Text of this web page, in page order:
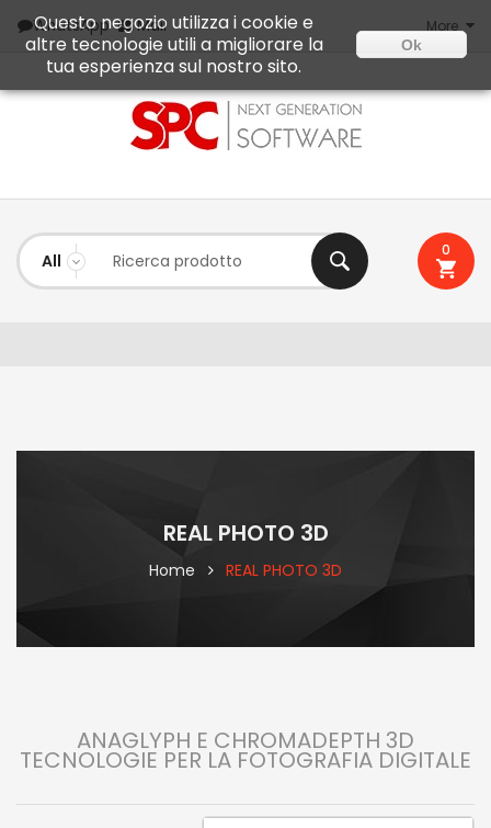
WhatsApp Mail More
0
REAL PHOTO 3D
Home REAL PHOTO 3D
ANAGLYPH E CHROMADEPTH 3D
TECNOLOGIE PER LA FOTOGRAFIA DIGITALE
Questo negozio utilizza i cookie e
altre tecnologie utili a migliorare la
tua esperienza sul nostro sito.
Ok